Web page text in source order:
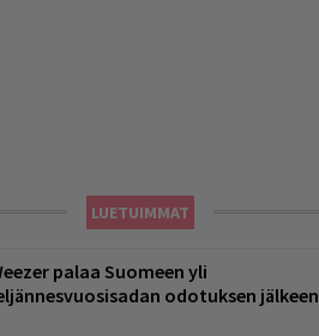
LUETUIMMAT
palaa Suomeen yli
odotuksen jälkeen